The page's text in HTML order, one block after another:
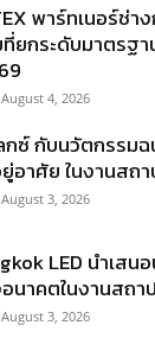
พาร์ทเนอร์ช่า
ยกระดับมาตรฐา
August 4, 2026
กซ์ กับนวัตกรรม
อาศัย ในงานสถา
August 3, 2026
LED นำเสน
นาคตในงานสถา
August 3, 2026